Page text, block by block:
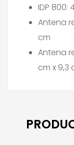
IDP 800:
Antena
cm
Antena
cm x 9,3